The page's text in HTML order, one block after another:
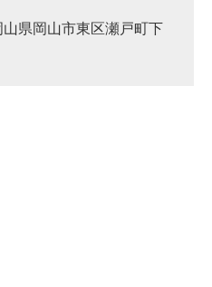
山県岡山市東区瀬戸町下